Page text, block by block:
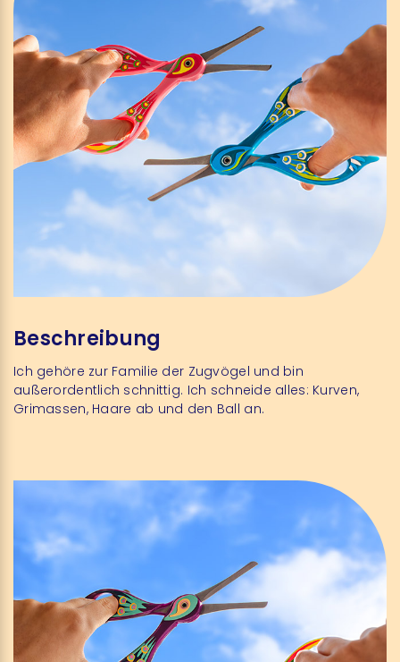
Beschreibung
Ich gehöre zur Familie der Zugvögel und bin
außerordentlich schnittig. Ich schneide alles: Kurven,
Grimassen, Haare ab und den Ball an.